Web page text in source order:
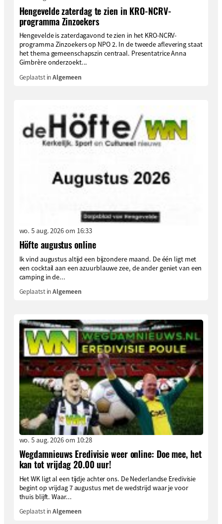
Hengevelde zaterdag te zien in KRO-NCRV-
programma Zinzoekers
Hengevelde is zaterdagavond te zien in het KRO-NCRV-
programma Zinzoekers op NPO 2. In de tweede aflevering staat
het thema gemeenschapszin centraal. Presentatrice Anna
Gimbrère onderzoekt...
Geplaatst inAlgemeen
wo. 5 aug. 2026 om 16:33
Höfte augustus online
Ik vind augustus altijd een bijzondere maand. De één ligt met
een cocktail aan een azuurblauwe zee, de ander geniet van een
camping in de...
Geplaatst inAlgemeen
wo. 5 aug. 2026 om 10:28
Wegdamnieuws Eredivisie weer online: Doe mee, het
kan tot vrijdag 20.00 uur!
Het WK ligt al een tijdje achter ons. De Nederlandse Eredivisie
begint op vrijdag 7 augustus met de wedstrijd waar je voor
thuis blijft. Waar...
Geplaatst inAlgemeen